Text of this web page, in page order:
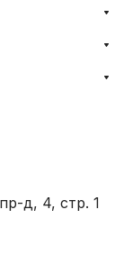
д, 4, стр. 1